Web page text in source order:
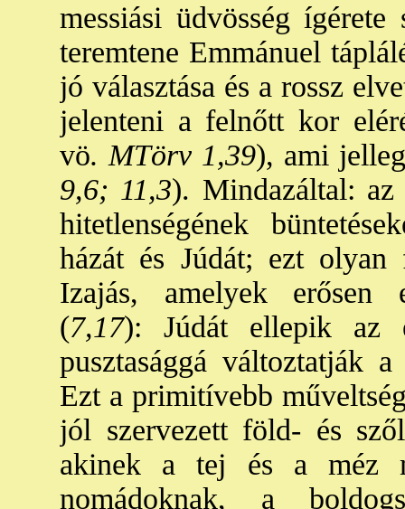
messiási üdvösség
teremtene Emmánuel
jó választása és a rossz
jelenteni a felnőtt kor
vö. MTörv 1,39), ami
9,6; 11,3). Mindazáltal: az
hitetlenségének
házát és Júdát; ezt olyan
Izajás, amelyek erősen
(7,17): Júdát ellepik az
pusztasággá változtatják
Ezt a primitívebb
jól szervezett föld- és
akinek a tej és a méz
nomádoknak, a